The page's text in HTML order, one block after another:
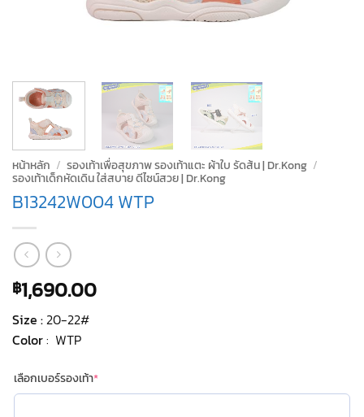
หน้าหลัก / รองเท้าเพื่อสุขภาพ รองเท้าแตะ ผ้าใบ รัดส้น | Dr.Kong /
รองเท้าเด็กหัดเดิน ใส่สบาย ดีไซน์สวย | Dr.Kong
B13242W004 WTP
฿1,690.00
Size :20-22#
Color: WTP
เลือกเบอร์รองเท้า*(required)